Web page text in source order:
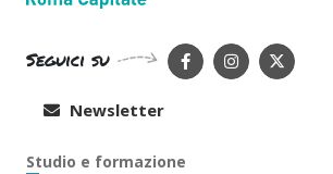
Seguici su
Newsletter
Studio e formazione